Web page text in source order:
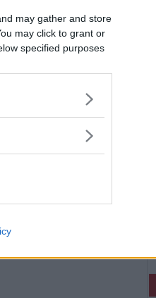
may gather and store
may click to grant or
specified purposes